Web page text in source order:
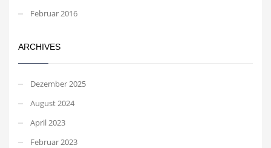
Februar 2016
ARCHIVES
Dezember 2025
August 2024
April 2023
Februar 2023